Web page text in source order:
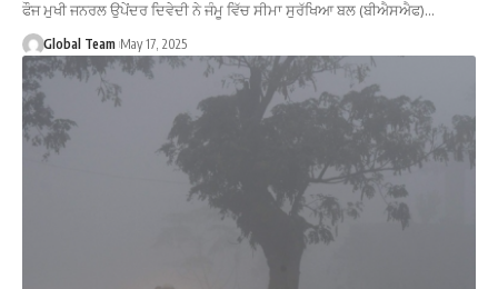
ਫੌਜ ਮੁਖੀ ਜਨਰਲ ਉਪੇਂਦਰ ਦਿਵੇਦੀ ਨੇ ਜੰਮੂ ਵਿੱਚ ਸੀਮਾ ਸੁਰੱਖਿਆ ਬਲ (ਬੀਐਸਐਫ)…
Global Team May 17, 2025